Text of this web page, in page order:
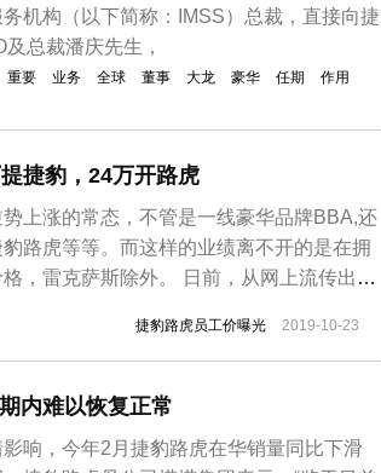
机构（以下简称：IMSS）总裁，直接向捷
总裁潘庆先生，
重要 业务 全球 董事 大龙 豪华 任期
作用
捷豹，24万开路虎
上涨的常态，不管是一线豪华品牌BBA,还
路虎等等。而这样的业绩离不开的是在拥
，雷克萨斯除外。 日前，从网上流传出一
甚至有的高达37%。其中，相对于国产车
揽胜...
捷豹路虎员工价曝光 2019-10-23
内难以恢复正常
响，今年2月捷豹路虎在华销量同比下滑